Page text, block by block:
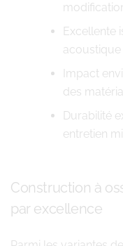
Excellente
acoustique
Impact
des
Durabilité
entretien
Construction à
par excellence